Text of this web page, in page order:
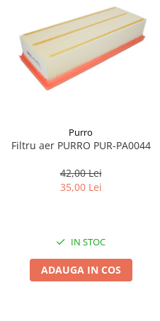
Purro
Filtru aer PURRO PUR-PA0044
42,00 Lei
35,00 Lei
IN STOC
ADAUGA IN COS